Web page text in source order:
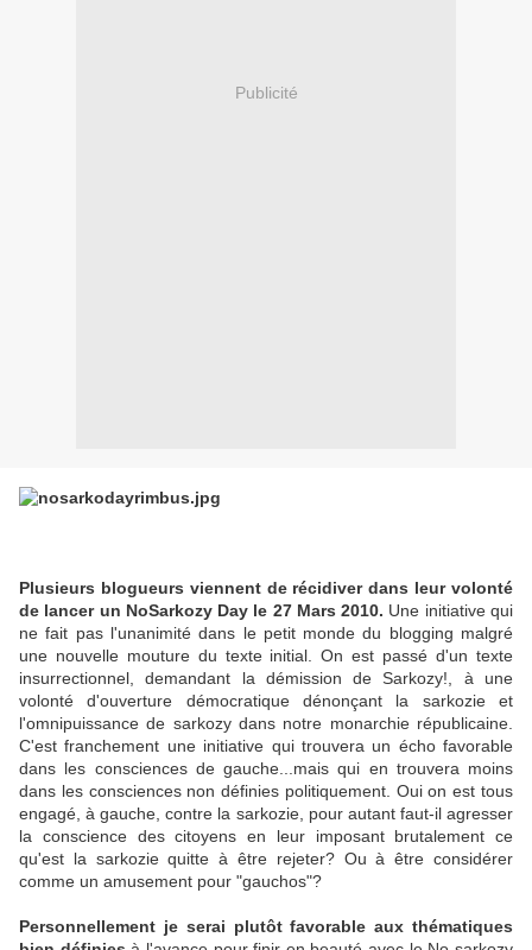
Publicité
Plusieurs blogueurs viennent de récidiver dans leur volonté
de lancer un NoSarkozy Day le 27 Mars 2010. Une initiative qui
ne fait pas l'unanimité dans le petit monde du blogging malgré
une nouvelle mouture du texte initial. On est passé d'un texte
insurrectionnel, demandant la démission de Sarkozy!, à une
volonté d'ouverture démocratique dénonçant la sarkozie et
l'omnipuissance de sarkozy dans notre monarchie républicaine.
C'est franchement une initiative qui trouvera un écho favorable
dans les consciences de gauche...mais qui en trouvera moins
dans les consciences non définies politiquement. Oui on est tous
engagé, à gauche, contre la sarkozie, pour autant faut-il agresser
la conscience des citoyens en leur imposant brutalement ce
qu'est la sarkozie quitte à être rejeter? Ou à être considérer
comme un amusement pour "gauchos"?
Personnellement je serai plutôt favorable aux thématiques